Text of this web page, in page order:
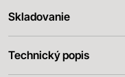
Skladovanie
Technický popis